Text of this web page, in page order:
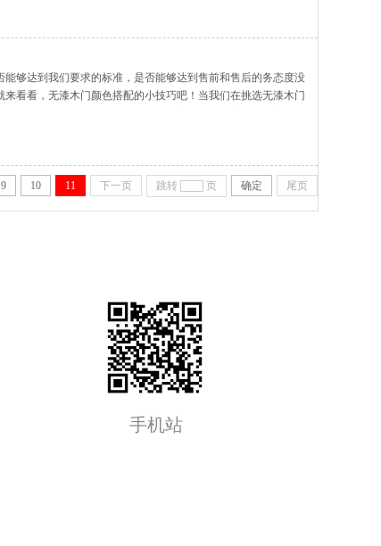
够达到我们要求的标准，是否能够达到售前和售后的务态度没
看看，无漆木门颜色搭配的小技巧吧！当我们在挑选无漆木门
，是否能够达到售前和售后的务态度没有太的变化，而颜色搭
配的小技巧吧！我们很关心颜色上的搭配感，如果选错，室内
，效果会很棒
9 10 11 下一页 跳转 页 确定 尾页
手机站